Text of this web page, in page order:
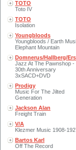
TOTO
Toto IV
TOTO
Isolation
Youngbloods
Youngbloods / Earth
Elephant Mountain
Domnerus/Hallberg/
Jazz At The Pawnshop -
30th Anniversary
3xSACD+DVD
Prodigy
Music For The Jilted
Generation
Jackson Alan
Freight Train
V/A
Klezmer Music 1908-
Bartos Karl
Off The Record